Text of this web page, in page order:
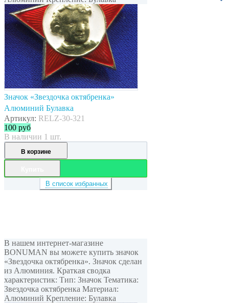
Значок «Звездочка октябренка»
Алюминий Булавка
Артикул: RELZ-30-321
100 руб
В наличии 1 шт.
В корзине
В список избранных
В нашем интернет-магазине
BONUMAN вы можете купить значок
«Звездочка октябренка». Значок сделан
из Алюминия. Краткая сводка
характеристик: Тип: Значок Тематика:
Звездочка октябренка Материал:
Алюминий Крепление: Булавка